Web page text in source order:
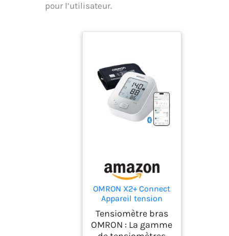
pour l’utilisateur.
OMRON X2+ Connect
Appareil tension
artérielle bras –
Connexion Bluetooth
– Tensiomètre bras
Tensiomètre bras
OMRON : La gamme